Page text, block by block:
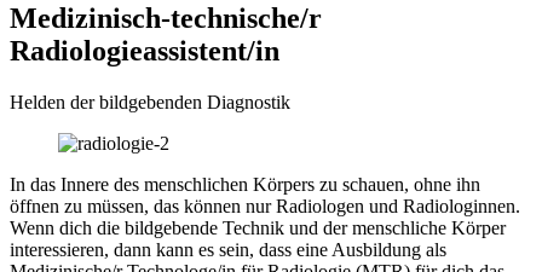
Medizinisch-technische/r
Radiologieassistent/in
Helden der bildgebenden Diagnostik
In das Innere des menschlichen Körpers zu schauen, ohne ihn
öffnen zu müssen, das können nur Radiologen und Radiologinnen.
Wenn dich die bildgebende Technik und der menschliche Körper
interessieren, dann kann es sein, dass eine Ausbildung als